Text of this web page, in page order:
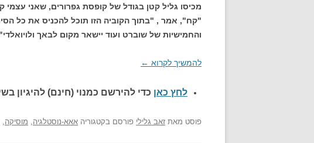
מכיסו גליל קטן בגודל של קופסת גפרורים, שאני עצמי
"קח", אמר , "בתוך הקוביה הזו תוכל להכניס את כל
והחמישיות של שוברט ועוד יישאר מקום לבאך
להמשיך לקרוא ←
לחץ כאן כדי להירשם כמנוי (חינם) להיגיון
פוסט מאת זאב גלילי פורסם בקטגוריה אאא-נוסטלגיה, מוסיקה,